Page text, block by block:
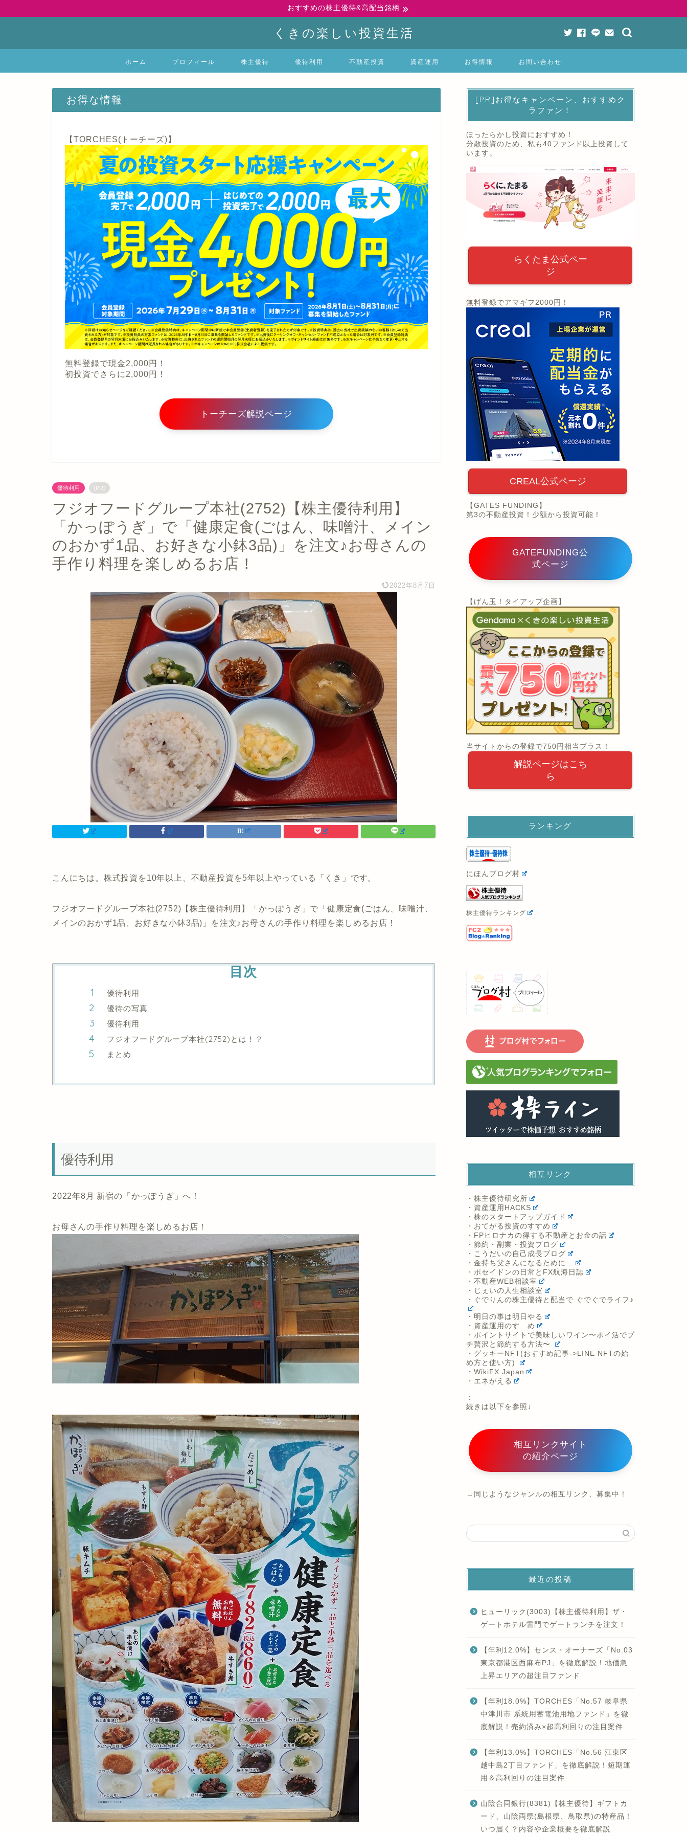
おすすめの株主優待&高配当銘柄
くきの楽しい投資生活
ホーム プロフィール 株主優待 優待利用 不動産投資 資産運用 お得情報 お問い合わせ
お得な情報
【TORCHES(トーチーズ)】
無料登録で現金2,000円！
初投資でさらに2,000円！
トーチーズ解説ページ
優待利用 [PR]
フジオフードグループ本社(2752)【株主優待利用】
「かっぽうぎ」で「健康定食(ごはん、味噌汁、メイン
のおかず1品、お好きな小鉢3品)」を注文♪お母さんの
手作り料理を楽しめるお店！
2022年8月7日
こんにちは。株式投資を10年以上、不動産投資を5年以上やっている「くき」です。
フジオフードグループ本社(2752)【株主優待利用】「かっぽうぎ」で「健康定食(ごはん、味噌汁、
メインのおかず1品、お好きな小鉢3品)」を注文♪お母さんの手作り料理を楽しめるお店！
目次
優待利用
優待の写真
優待利用
フジオフードグループ本社(2752)とは！？
まとめ
優待利用
2022年8月 新宿の「かっぽうぎ」へ！
お母さんの手作り料理を楽しめるお店！
[PR]お得なキャンペーン、おすすめク
ラファン！
ほったらかし投資におすすめ！
分散投資のため、私も40ファンド以上投資して
います。
らくたま公式ペー
ジ
無料登録でアマギフ2000円！
CREAL公式ページ
【GATES FUNDING】
第3の不動産投資！少額から投資可能！
GATEFUNDING公
式ページ
【げん玉！タイアップ企画】
当サイトからの登録で750円相当プラス！
解説ページはこち
ら
ランキング
にほんブログ村
株主優待ランキング
相互リンク
・株主優待研究所
・資産運用HACKS
・株のスタートアップガイド
・おてがる投資のすすめ
・FPヒロナカの得する不動産とお金の話
・節約・副業・投資ブログ
・こうだいの自己成長ブログ
・金持ち父さんになるために…
・ポセイドンの日常とFX航海日誌
・不動産WEB相談室
・じぇいの人生相談室
・ぐでりんの株主優待と配当で ぐでぐでライフ♪
・明日の事は明日やる
・資産運用のすゝめ
・ポイントサイトで美味しいワイン〜ポイ活でプ
チ贅沢と節約する方法〜
・グッキーNFT(おすすめ記事->LINE NFTの始
め方と使い方)
・WikiFX Japan
・エネがえる
：
続きは以下を参照↓
相互リンクサイト
の紹介ページ
→同じようなジャンルの相互リンク、募集中！
最近の投稿
ヒューリック(3003)【株主優待利用】ザ・
ゲートホテル雷門でゲートランチを注文！
【年利12.0%】センス・オーナーズ「No.03
東京都港区西麻布PJ」を徹底解説！地価急
上昇エリアの超注目ファンド
【年利18.0%】TORCHES「No.57 岐阜県
中津川市 系統用蓄電池用地ファンド」を徹
底解説！売約済み×超高利回りの注目案件
【年利13.0%】TORCHES「No.56 江東区
越中島2丁目ファンド」を徹底解説！短期運
用＆高利回りの注目案件
山陰合同銀行(8381)【株主優待】ギフトカ
ード、山陰両県(島根県、鳥取県)の特産品！
いつ届く？内容や企業概要を徹底解説